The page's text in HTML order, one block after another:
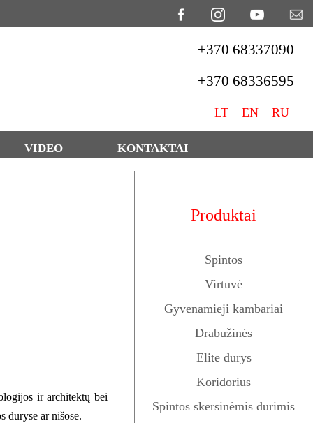
+370 68337090
+370 68336595
LT EN RU
VIDEO KONTAKTAI
ir architektų bei
duryse ar nišose.
Produktai
Spintos
Virtuvė
Gyvenamieji kambariai
Drabužinės
Elite durys
Koridorius
Spintos skersinėmis durimis